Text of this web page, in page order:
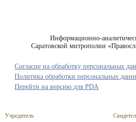
Информационно-
Саратовской митрополии
Учредитель
Согласие на обработку персональных
Политика обработки персональных
Перейти на версию для PDA